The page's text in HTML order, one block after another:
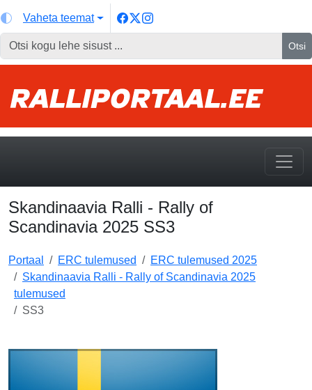
Vaheta teemat
Otsi
Skandinaavia Ralli - Rally of
Scandinavia 2025 SS3
Portaal ERC tulemused
ERC tulemused 2025
Skandinaavia Ralli - Rally of Scandinavia 2025
tulemused
SS3